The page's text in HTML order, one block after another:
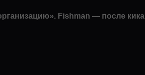
Fishman — после кика